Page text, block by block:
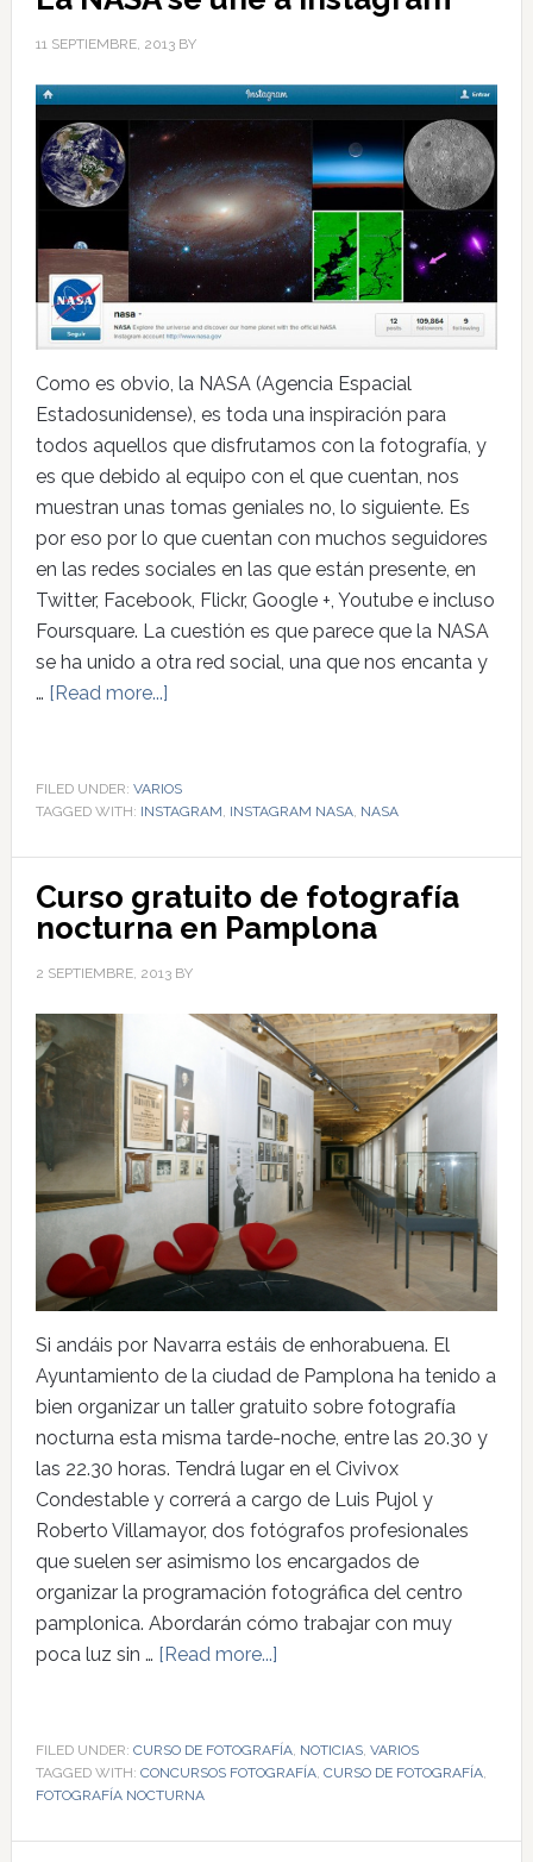
11 SEPTIEMBRE, 2013BY
Como es obvio, la NASA (Agencia Espacial
Estadosunidense), es toda una inspiración para
todos aquellos que disfrutamos con la fotografía, y
es que debido al equipo con el que cuentan, nos
muestran unas tomas geniales no, lo siguiente. Es
por eso por lo que cuentan con muchos seguidores
en las redes sociales en las que están presente, en
Twitter, Facebook, Flickr, Google +, Youtube e incluso
Foursquare. La cuestión es que parece que la NASA
se ha unido a otra red social, una que nos encanta y
… [Read more...]
FILED UNDER: VARIOS
TAGGED WITH: INSTAGRAM, INSTAGRAM NASA, NASA
Curso gratuito de fotografía
nocturna en Pamplona
2 SEPTIEMBRE, 2013BY
Si andáis por Navarra estáis de enhorabuena. El
Ayuntamiento de la ciudad de Pamplona ha tenido a
bien organizar un taller gratuito sobre fotografía
nocturna esta misma tarde-noche, entre las 20.30 y
las 22.30 horas. Tendrá lugar en el Civivox
Condestable y correrá a cargo de Luis Pujol y
Roberto Villamayor, dos fotógrafos profesionales
que suelen ser asimismo los encargados de
organizar la programación fotográfica del centro
pamplonica. Abordarán cómo trabajar con muy
poca luz sin … [Read more...]
FILED UNDER: CURSO DE FOTOGRAFÍA, NOTICIAS, VARIOS
TAGGED WITH: CONCURSOS FOTOGRAFÍA, CURSO DE FOTOGRAFÍA,
FOTOGRAFÍA NOCTURNA